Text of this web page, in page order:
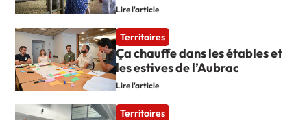
Lire l'article
Territoires
Ça chauffe dans les étables et
les estives de l’Aubrac
Lire l'article
Territoires